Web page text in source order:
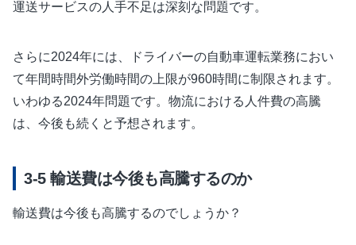
運送サービスの人手不足は深刻な問題です。
さらに2024年には、ドライバーの自動車運転業務におい
て年間時間外労働時間の上限が960時間に制限されます。
いわゆる2024年問題です。物流における人件費の高騰
は、今後も続くと予想されます。
輸送費は今後も高騰するのか
輸送費は今後も高騰するのでしょうか？